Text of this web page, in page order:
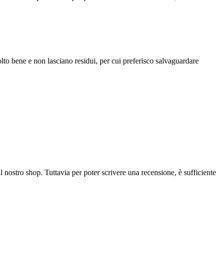
bene e non lasciano residui, per cui preferisco salvaguardare
shop. Tuttavia per poter scrivere una recensione, è sufficiente